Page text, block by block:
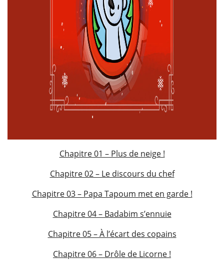
Chapitre 01 – Plus de neige !
Chapitre 02 – Le discours du chef
Chapitre 03 – Papa Tapoum met en garde !
Chapitre 04 – Badabim s’ennuie
Chapitre 05 – À l’écart des copains
Chapitre 06 – Drôle de Licorne !